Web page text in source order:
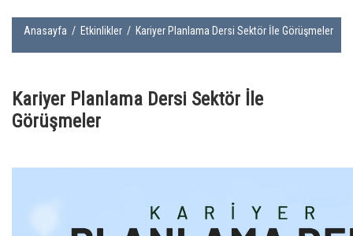
Anasayfa / Etkinlikler / Kariyer Planlama Dersi Sektör İle Görüşmeler
Kariyer Planlama Dersi Sektör İle
Görüşmeler